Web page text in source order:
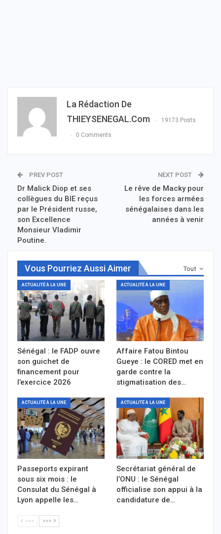
La Rédaction De
THIEYSENEGAL.com
19173 Posts
0 Comments
PREV POST
Dr Malick Diop et ses
collègues du BIE reçus
par le Président russe,
son Excellence
Monsieur Vladimir
Poutine.
NEXT POST
Le rêve de Macky pour
les forces armées
sénégalaises dans les
années à venir
Tout
Vous Pourriez Aussi Aimer
ACTUALITÉ À LA UNE
Sénégal : le FADP ouvre
son guichet de
financement pour
l’exercice 2026
ACTUALITÉ À LA UNE
Affaire Fatou Bintou
Gueye : le CORED met en
garde contre la
stigmatisation des…
ACTUALITÉ À LA UNE
Passeports expirant
sous six mois : le
Consulat du Sénégal à
Lyon appelle les…
ACTUALITÉ À LA UNE
Secrétariat général de
l’ONU : le Sénégal
officialise son appui à la
candidature de…
<<< >>>